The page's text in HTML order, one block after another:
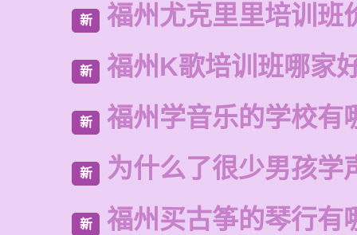
新 福州尤克里里培训班
新 福州K歌培训班哪家
新 福州学音乐的学校有
新 为什么了很少男孩学
新 福州买古筝的琴行有